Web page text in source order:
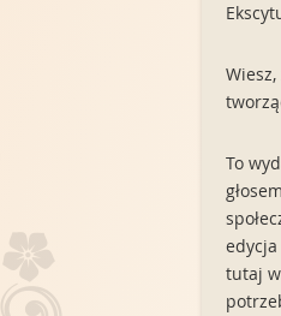
To
tutaj